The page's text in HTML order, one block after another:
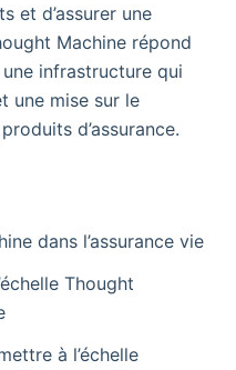
et d’assurer une
Machine répond
infrastructure qui
une mise sur le
d’assurance.
dans l’assurance vie
Thought
à l’échelle